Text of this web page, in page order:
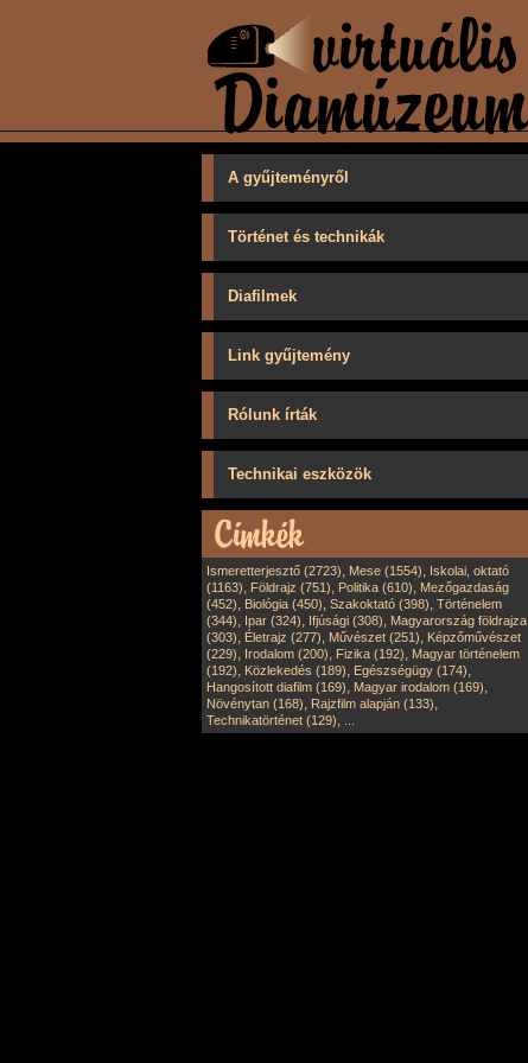
A gyűjteményről
Történet és technikák
Diafilmek
Link gyűjtemény
Rólunk írták
Technikai eszközök
Ismeretterjesztő (2723), Mese (1554), Iskolai, oktató
(1163), Földrajz (751), Politika (610), Mezőgazdaság
(452), Biológia (450), Szakoktató (398), Történelem
(344), Ipar (324), Ifjúsági (308), Magyarország földrajza
(303), Életrajz (277), Művészet (251), Képzőművészet
(229), Irodalom (200), Fizika (192), Magyar történelem
(192), Közlekedés (189), Egészségügy (174),
Hangosított diafilm (169), Magyar irodalom (169),
Növénytan (168), Rajzfilm alapján (133),
Technikatörténet (129),